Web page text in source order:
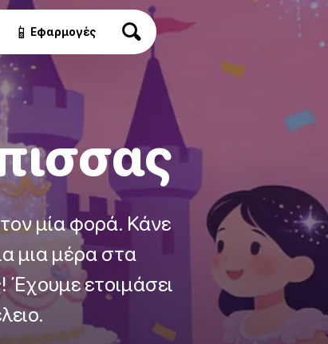
📱 Εφαρμογές
μία φορά. Κάνε
μια μέρα στα
Έχουμε ετοιμάσει